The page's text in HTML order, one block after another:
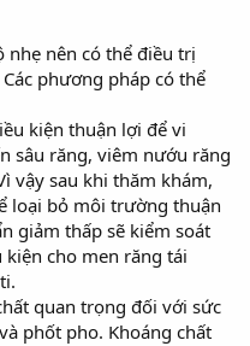
nhẹ nên có thể điều trị
phương pháp có thể
kiện thuận lợi để vi
sâu răng, viêm nướu răng
vậy sau khi thăm khám,
loại bỏ môi trường thuận
giảm thấp sẽ kiểm soát
cho men răng tái
quan trọng đối với sức
phốt pho. Khoáng chất